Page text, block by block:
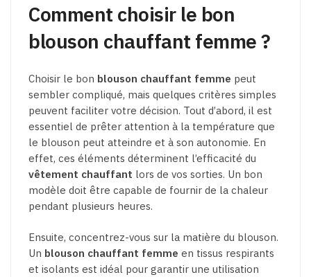
Comment choisir le bon
blouson chauffant femme ?
Choisir le bon blouson chauffant femme peut
sembler compliqué, mais quelques critères simples
peuvent faciliter votre décision. Tout d’abord, il est
essentiel de prêter attention à la température que
le blouson peut atteindre et à son autonomie. En
effet, ces éléments déterminent l’efficacité du
vêtement chauffant lors de vos sorties. Un bon
modèle doit être capable de fournir de la chaleur
pendant plusieurs heures.
Ensuite, concentrez-vous sur la matière du blouson.
Un blouson chauffant femme en tissus respirants
et isolants est idéal pour garantir une utilisation